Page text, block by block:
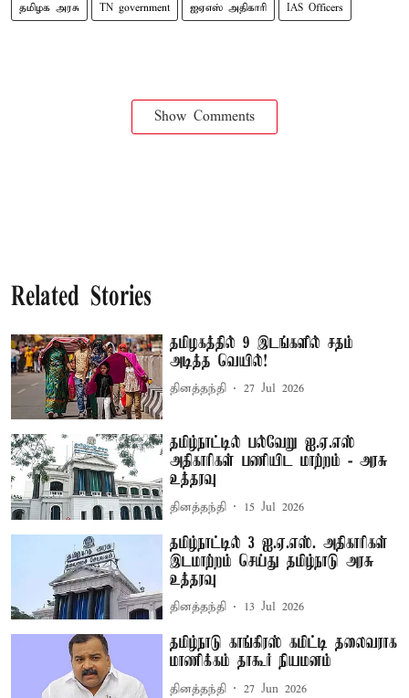
தமிழக அரசு TN government ஐஏஎஸ் அதிகாரி IAS Officers
Show Comments
Related Stories
தமிழகத்தில் 9 இடங்களில் சதம்
அடித்த வெயில்!
தினத்தந்தி 27 Jul 2026
தமிழ்நாட்டில் பல்வேறு ஐ.ஏ.எஸ்
அதிகாரிகள் பணியிட மாற்றம் - அரசு
உத்தரவு
தினத்தந்தி 15 Jul 2026
தமிழ்நாட்டில் 3 ஐ.ஏ.எஸ். அதிகாரிகள்
இடமாற்றம் செய்து தமிழ்நாடு அரசு
உத்தரவு
தினத்தந்தி 13 Jul 2026
தமிழ்நாடு காங்கிரஸ் கமிட்டி தலைவராக
மாணிக்கம் தாகூர் நியமனம்
தினத்தந்தி 27 Jun 2026